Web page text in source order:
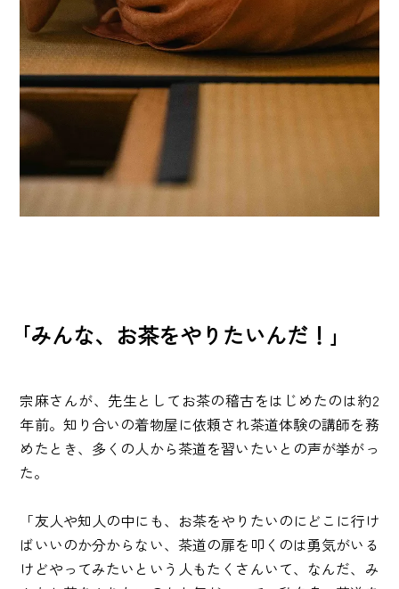
｢みんな、お茶をやりたいんだ！｣
宗麻さんが、先生としてお茶の稽古をはじめたのは約2
年前。知り合いの着物屋に依頼され茶道体験の講師を務
めたとき、多くの人から茶道を習いたいとの声が挙がっ
た。
「友人や知人の中にも、お茶をやりたいのにどこに行け
ばいいのか分からない、茶道の扉を叩くのは勇気がいる
けどやってみたいという人もたくさんいて、なんだ、み